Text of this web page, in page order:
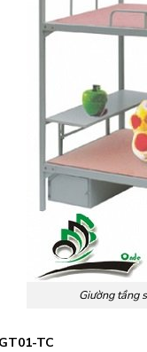
Giường tầng
TC